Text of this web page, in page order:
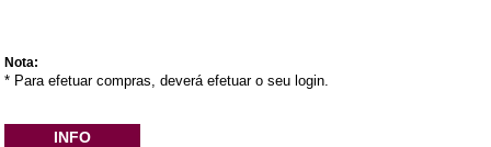
Nota:
* Para efetuar compras, deverá efetuar o seu login.
INFO